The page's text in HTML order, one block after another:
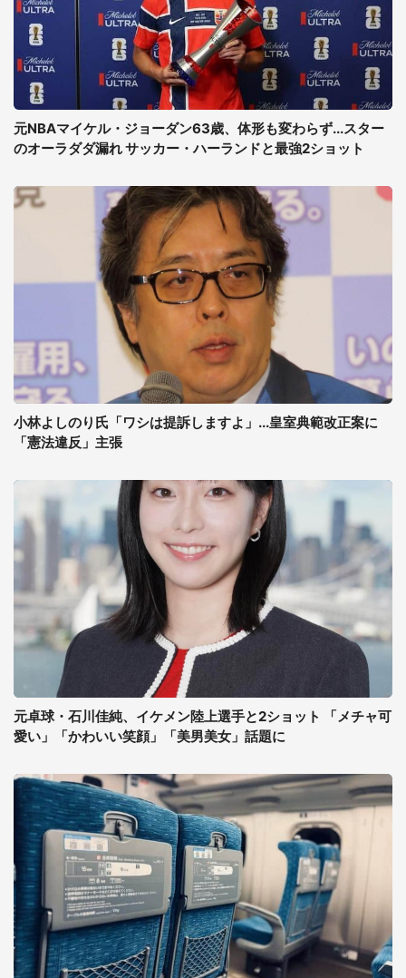
元NBAマイケル・ジョーダン63歳、体形も変わらず...スター
のオーラダダ漏れ サッカー・ハーランドと最強2ショット
小林よしのり氏「ワシは提訴しますよ」...皇室典範改正案に
「憲法違反」主張
元卓球・石川佳純、イケメン陸上選手と2ショット 「メチャ可
愛い」「かわいい笑顔」「美男美女」話題に